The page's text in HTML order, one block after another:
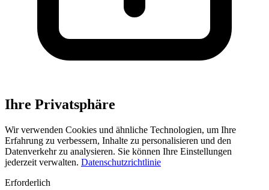
Ihre Privatsphäre
Wir verwenden Cookies und ähnliche Technologien, um Ihre
Erfahrung zu verbessern, Inhalte zu personalisieren und den
Datenverkehr zu analysieren. Sie können Ihre Einstellungen
jederzeit verwalten. Datenschutzrichtlinie
Erforderlich